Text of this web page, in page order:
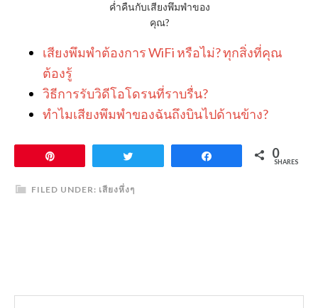
ค่ำคืนกับเสียงพึมพำของ
คุณ?
เสียงพึมพำต้องการ WiFi หรือไม่? ทุกสิ่งที่คุณ
ต้องรู้
วิธีการรับวิดีโอโดรนที่ราบรื่น?
ทำไมเสียงพึมพำของฉันถึงบินไปด้านข้าง?
0
SHARES
FILED UNDER: เสียงหึ่งๆ